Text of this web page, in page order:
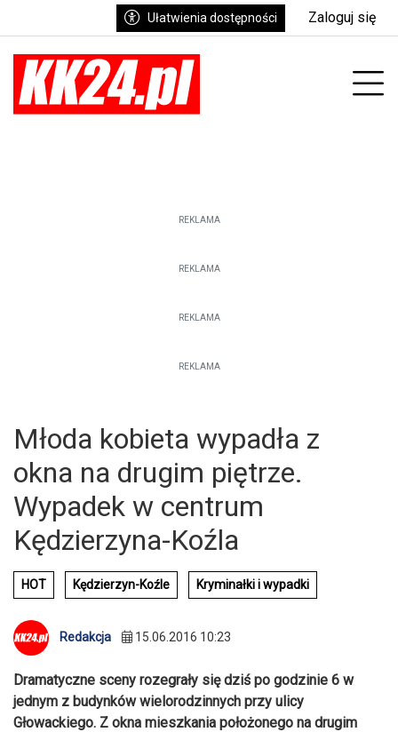
Ułatwienia dostępności Zaloguj się
REKLAMA
REKLAMA
REKLAMA
REKLAMA
Młoda kobieta wypadła z
okna na drugim piętrze.
Wypadek w centrum
Kędzierzyna-Koźla
HOT Kędzierzyn-Koźle Kryminałki i wypadki
Redakcja 15.06.2016 10:23
Dramatyczne sceny rozegrały się dziś po godzinie 6 w
jednym z budynków wielorodzinnych przy ulicy
Głowackiego. Z okna mieszkania położonego na drugim